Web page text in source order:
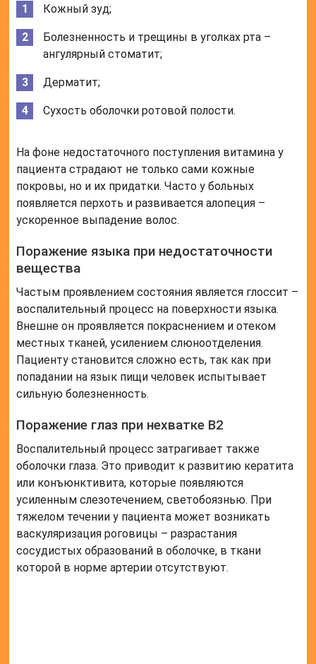
Кожный зуд;
Болезненность и трещины в уголках рта –
ангулярный стоматит;
Дерматит;
Сухость оболочки ротовой полости.
На фоне недостаточного поступления витамина у
пациента страдают не только сами кожные
покровы, но и их придатки. Часто у больных
появляется перхоть и развивается алопеция –
ускоренное выпадение волос.
Поражение языка при недостаточности
вещества
Частым проявлением состояния является глоссит –
воспалительный процесс на поверхности языка.
Внешне он проявляется покраснением и отеком
местных тканей, усилением слюноотделения.
Пациенту становится сложно есть, так как при
попадании на язык пищи человек испытывает
сильную болезненность.
Поражение глаз при нехватке В2
Воспалительный процесс затрагивает также
оболочки глаза. Это приводит к развитию кератита
или конъюнктивита, которые появляются
усиленным слезотечением, светобоязнью. При
тяжелом течении у пациента может возникать
васкуляризация роговицы – разрастания
сосудистых образований в оболочке, в ткани
которой в норме артерии отсутствуют.